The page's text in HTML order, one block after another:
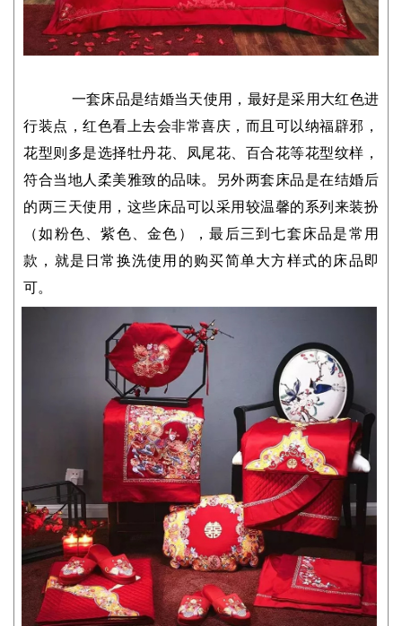
一套床品是结婚当天使用，最好是采用大红色进
行装点，红色看上去会非常喜庆，而且可以纳福辟邪，
花型则多是选择牡丹花、凤尾花、百合花等花型纹样，
符合当地人柔美雅致的品味。另外两套床品是在结婚后
的两三天使用，这些床品可以采用较温馨的系列来装扮
（如粉色、紫色、金色），最后三到七套床品是常用
款，就是日常换洗使用的购买简单大方样式的床品即
可。